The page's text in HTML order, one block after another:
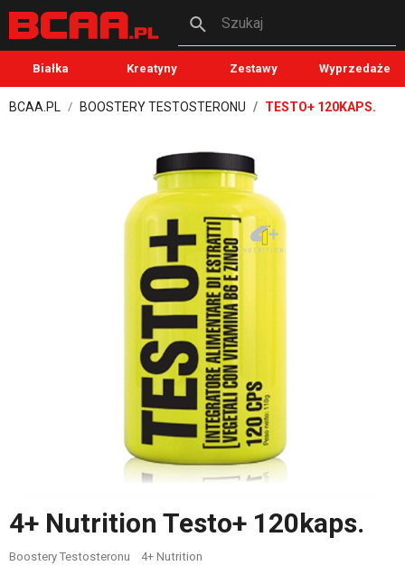
Szukaj
Białka Kreatyny Zestawy Wyprzedaże
BCAA.PL BOOSTERY TESTOSTERONU TESTO+ 120KAPS.
4+ Nutrition Testo+ 120kaps.
Boostery Testosteronu 4+ Nutrition